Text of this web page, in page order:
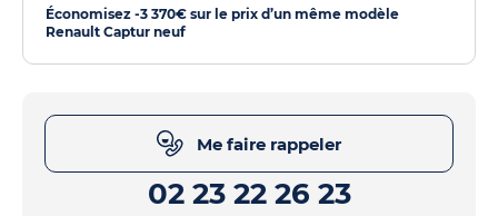
Économisez -3 370€ sur le prix d’un même modèle
Renault Captur neuf
Me faire rappeler
02 23 22 26 23